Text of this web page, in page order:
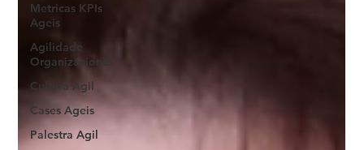
Metricas KPIs
Ageis
Agilidade
Organizacional
Cultura Agil
Cases Ageis
Palestra Agil